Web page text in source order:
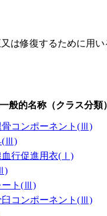
は修復するために用
一般的名称（クラス分類）
コンポーネント (Ⅲ)
(Ⅲ)
行促進用衣(Ⅰ)
ト (Ⅲ)
コンポーネント (Ⅲ)